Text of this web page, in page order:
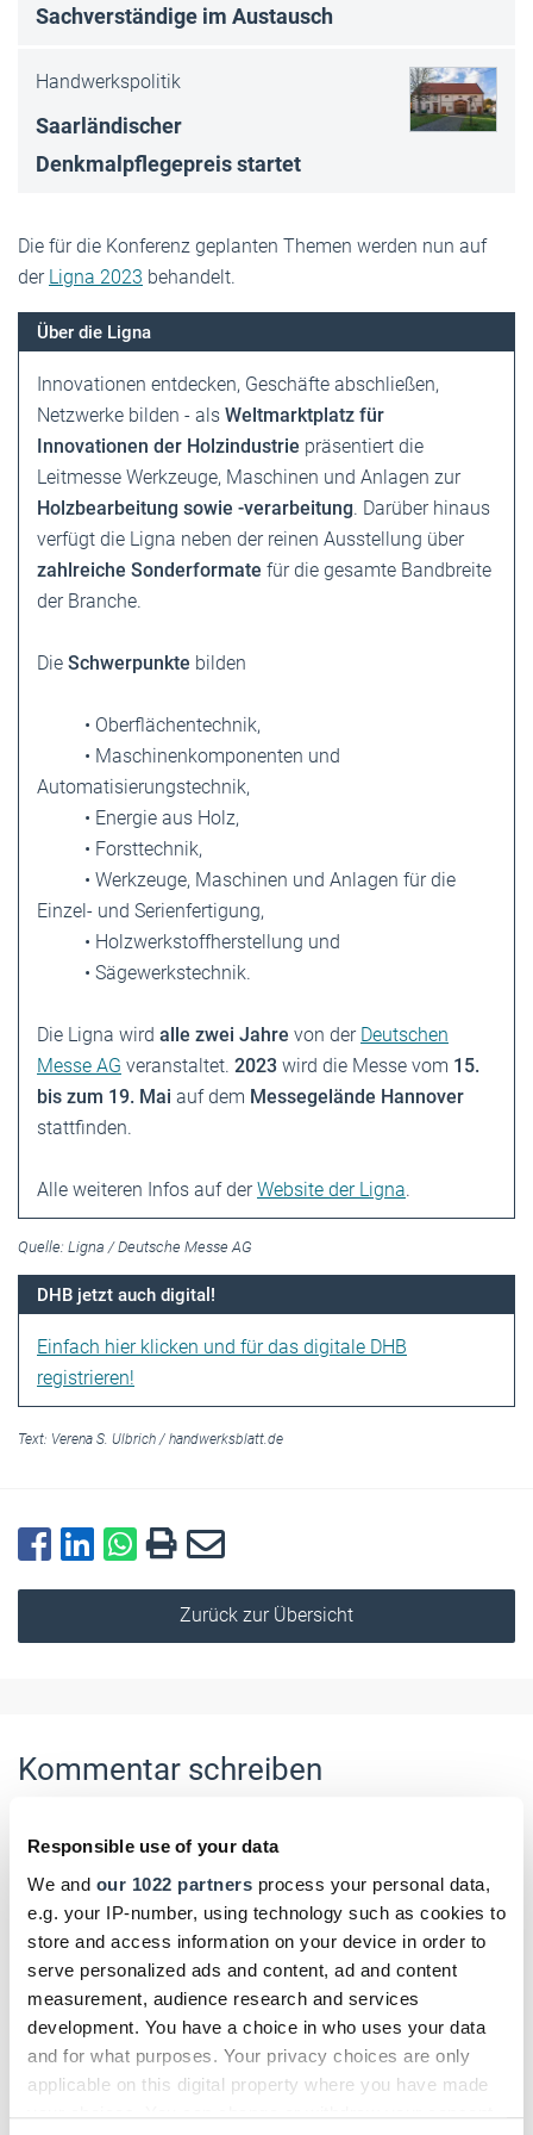
Responsible use of your data
We and our 1022 partners process your personal data,
e.g. your IP-number, using technology such as cookies to
store and access information on your device in order to
serve personalized ads and content, ad and content
measurement, audience research and services
development. You have a choice in who uses your data
and for what purposes. Your privacy choices are only
applicable on this digital property where you have made
Sachverständige im Austausch
Handwerkspolitik
Saarländischer
Denkmalpflegepreis startet
Die für die Konferenz geplanten Themen werden nun auf
der Ligna 2023 behandelt.
Über die Ligna
Innovationen entdecken, Geschäfte abschließen,
Netzwerke bilden - als Weltmarktplatz für
Innovationen der Holzindustrie präsentiert die
Leitmesse Werkzeuge, Maschinen und Anlagen zur
Holzbearbeitung sowie -verarbeitung. Darüber hinaus
verfügt die Ligna neben der reinen Ausstellung über
zahlreiche Sonderformate für die gesamte Bandbreite
der Branche.
Die Schwerpunkte bilden
• Oberflächentechnik,
• Maschinenkomponenten und
Automatisierungstechnik,
• Energie aus Holz,
• Forsttechnik,
• Werkzeuge, Maschinen und Anlagen für die
Einzel- und Serienfertigung,
• Holzwerkstoffherstellung und
• Sägewerkstechnik.
Die Ligna wird alle zwei Jahre von der Deutschen
Messe AG veranstaltet. 2023 wird die Messe vom 15.
bis zum 19. Mai auf dem Messegelände Hannover
stattfinden.
Alle weiteren Infos auf derWebsite der Ligna.
Quelle: Ligna / Deutsche Messe AG
DHB jetzt auch digital!
Einfach hier klicken und für das digitale DHB
registrieren!
Text: Verena S. Ulbrich / handwerksblatt.de
Zurück zur Übersicht
Kommentar schreiben
E-Mail
Kommentar